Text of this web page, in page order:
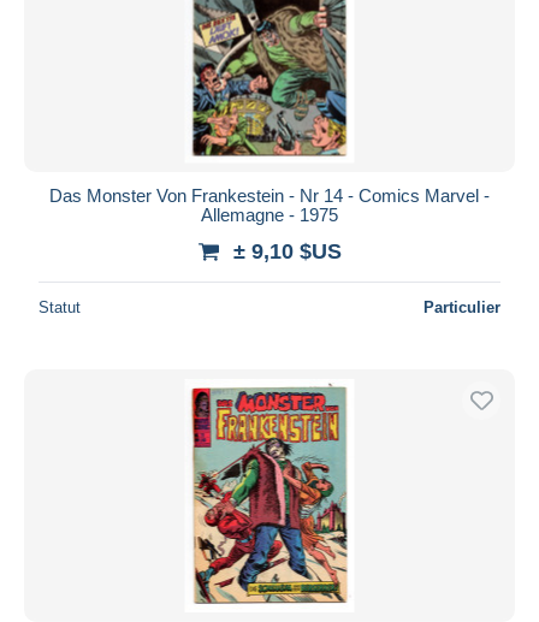
Das Monster Von Frankestein - Nr 14 - Comics Marvel -
Allemagne - 1975
± 9,10 $US
Statut Particulier